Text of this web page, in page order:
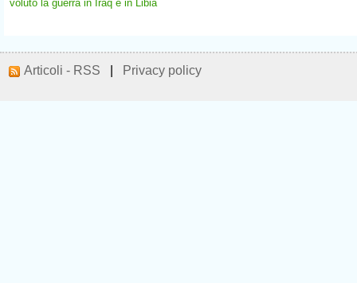
voluto la guerra in Iraq e in Libia
Articoli - RSS Privacy policy